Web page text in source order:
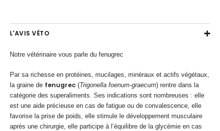
L'AVIS VÉTO
Notre vétérinaire vous parle du fenugrec
Par sa richesse en protéines, mucilages, minéraux et actifs végétaux,
la graine de fenugrec (Trigonella foenum-graecum) rentre dans la
catégorie des superaliments. Ses indications sont nombreuses : elle
est une aide précieuse en cas de fatigue ou de convalescence, elle
favorise la prise de poids, elle stimule le développement musculaire
après une chirurgie, elle participe à l’équilibre de la glycémie en cas